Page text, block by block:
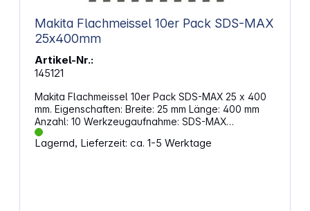
Makita Flachmeissel 10er Pack SDS-MAX
25x400mm
Artikel-Nr.:
145121
Makita Flachmeissel 10er Pack SDS-MAX 25 x 400
mm. Eigenschaften: Breite: 25 mm Länge: 400 mm
Anzahl: 10 Werkzeugaufnahme: SDS-MAX
Anwendung: Beton
Lagernd, Lieferzeit: ca. 1-5 Werktage